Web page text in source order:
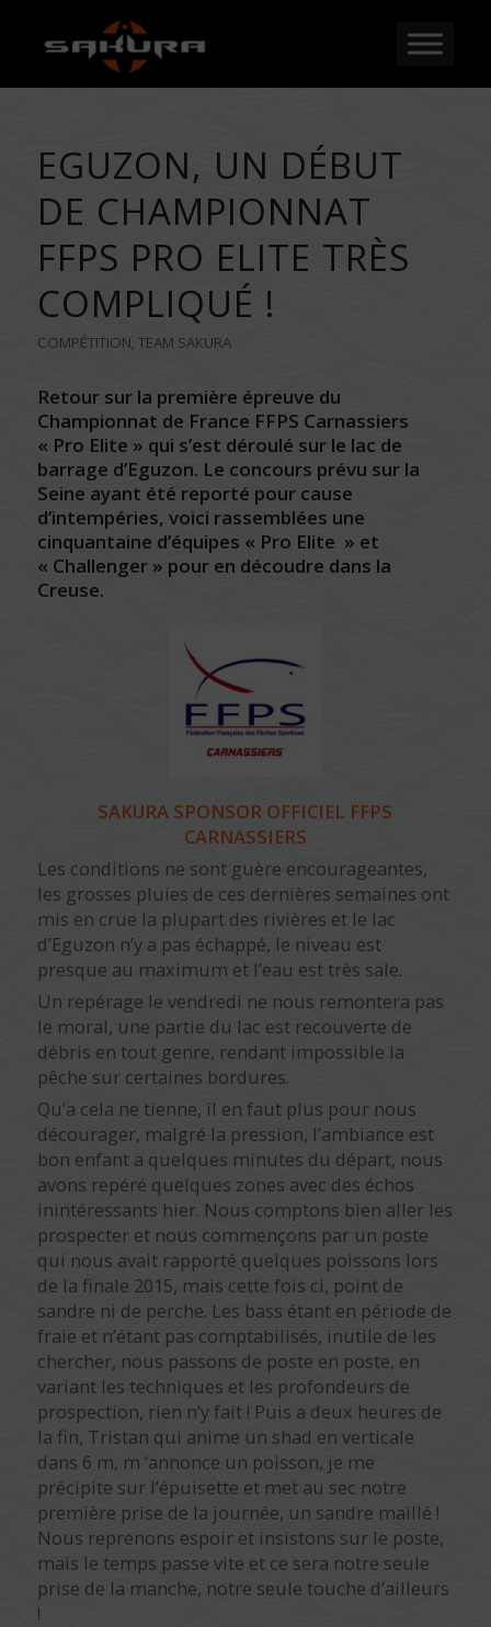
EGUZON, UN DÉBUT
DE CHAMPIONNAT
FFPS PRO ELITE TRÈS
COMPLIQUÉ !
COMPÉTITION, TEAM SAKURA
Retour sur la première épreuve du
Championnat de France FFPS Carnassiers
« Pro Elite » qui s’est déroulé sur le lac de
barrage d’Eguzon. Le concours prévu sur la
Seine ayant été reporté pour cause
d’intempéries, voici rassemblées une
cinquantaine d’équipes « Pro Elite » et
« Challenger » pour en découdre dans la
Creuse.
SAKURA SPONSOR OFFICIEL FFPS
CARNASSIERS
Les conditions ne sont guère encourageantes,
les grosses pluies de ces dernières semaines ont
mis en crue la plupart des rivières et le lac
d’Eguzon n’y a pas échappé, le niveau est
presque au maximum et l’eau est très sale.
Un repérage le vendredi ne nous remontera pas
le moral, une partie du lac est recouverte de
débris en tout genre, rendant impossible la
pêche sur certaines bordures.
Qu’a cela ne tienne, il en faut plus pour nous
décourager, malgré la pression, l’ambiance est
bon enfant a quelques minutes du départ, nous
avons repéré quelques zones avec des échos
inintéressants hier. Nous comptons bien aller les
prospecter et nous commençons par un poste
qui nous avait rapporté quelques poissons lors
de la finale 2015, mais cette fois ci, point de
sandre ni de perche. Les bass étant en période de
fraie et n’étant pas comptabilisés, inutile de les
chercher, nous passons de poste en poste, en
variant les techniques et les profondeurs de
prospection, rien n’y fait ! Puis a deux heures de
la fin, Tristan qui anime un shad en verticale
dans 6 m, m ‘annonce un poisson, je me
précipite sur l’épuisette et met au sec notre
première prise de la journée, un sandre maillé !
Nous reprenons espoir et insistons sur le poste,
mais le temps passe vite et ce sera notre seule
prise de la manche, notre seule touche d’ailleurs
!